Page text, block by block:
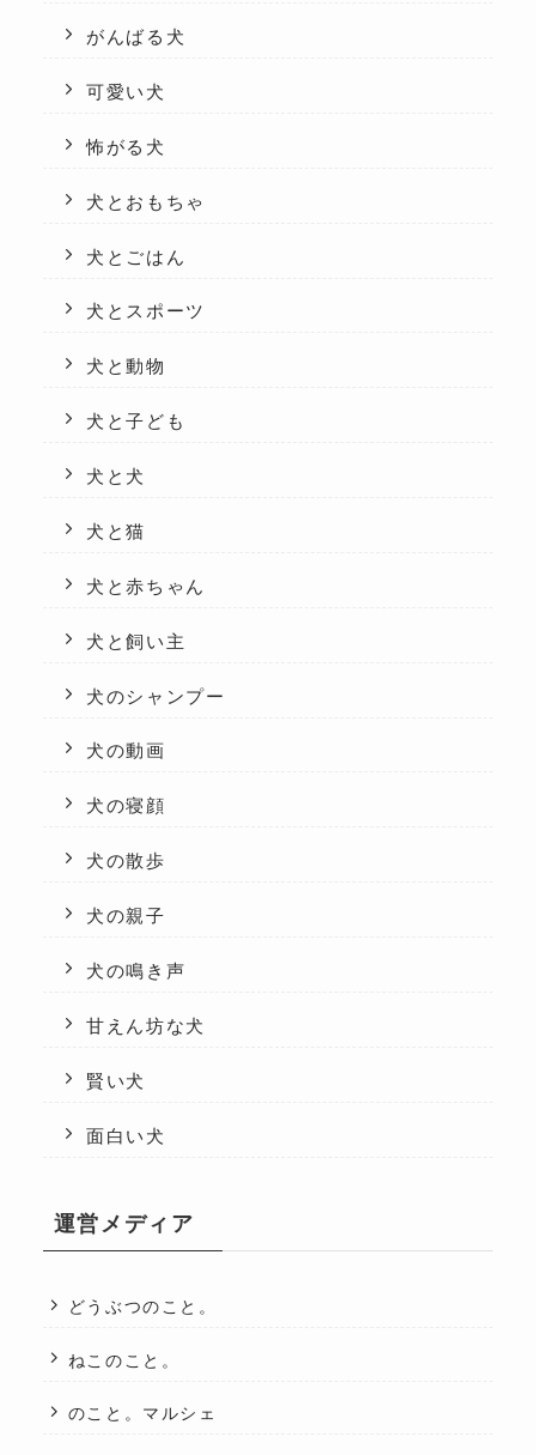
がんばる犬
可愛い犬
怖がる犬
犬とおもちゃ
犬とごはん
犬とスポーツ
犬と動物
犬と子ども
犬と犬
犬と猫
犬と赤ちゃん
犬と飼い主
犬のシャンプー
犬の動画
犬の寝顔
犬の散歩
犬の親子
犬の鳴き声
甘えん坊な犬
賢い犬
面白い犬
運営メディア
どうぶつのこと。
ねこのこと。
のこと。マルシェ